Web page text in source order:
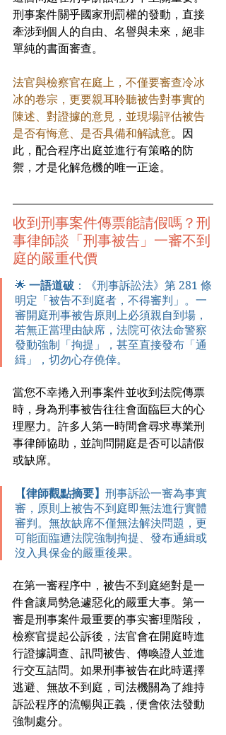
刑事案件關乎國家刑罰權的發動，直接
牽涉到個人的自由、名譽與未來，絕非
單純的書面審查。
法官與檢察官在庭上，不僅要審查冷冰
冰的卷宗，更要親耳聆聽被告對事實的
陳述、對證據的意見，並現場評估被告
是否有悔意、是否具備和解誠意。因
此，配合程序出庭並進行有策略的防
禦，才是化解危機的唯一正途。
收到刑事案件傳票能請假嗎？刑
事律師談「刑事被告」一審不到
庭的嚴重代價
🌟 一語道破 ：《刑事訴訟法》第 281 條
明定「被告不到庭者，不得審判」。一
審開庭刑事被告原則上必須親自到場，
若無正當理由缺席，法院可依法命警察
發動強制「拘提」，甚至直接發布「通
緝」，切勿心存僥倖。
當您不幸捲入刑事案件並收到法院傳票
時，身為刑事被告往往會面臨巨大的心
理壓力。許多人第一時間會尋求專業刑
事律師協助，並詢問開庭是否可以請假
或缺席。
【律師觀點摘要】 刑事訴訟一審為事實
審，原則上被告不到庭即無法進行實體
審判。無故缺席不僅無法解決問題，更
可能面臨遭法院強制拘提、發布通緝或
沒入具保金的嚴重後果。
在第一審程序中，被告不到庭絕對是一
件會讓局勢急遽惡化的嚴重大事。第一
審是刑事案件最重要的事实審理階段，
檢察官提起公訴後，法官會在開庭時進
行證據調查、訊問被告、傳喚證人並進
行交互詰問。如果刑事被告在此時選擇
逃避、無故不到庭，司法機關為了維持
訴訟程序的流暢與正義，便會依法發動
強制處分。